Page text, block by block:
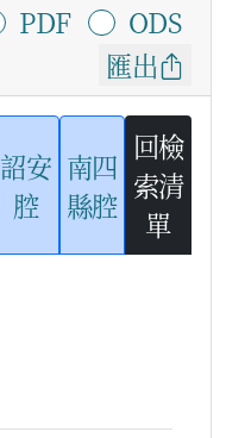
PDF
ODS
匯出
詔安
腔
南四
縣腔
回檢
索清
單